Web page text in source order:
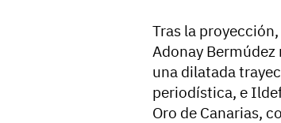
Tras la
Adonay
una dilatada
periodística, e
Oro de Canarias,